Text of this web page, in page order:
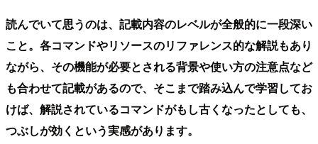
読んでいて思うのは、記載内容のレベルが全般的に一段深い
こと。各コマンドやリソースのリファレンス的な解説もあり
ながら、その機能が必要とされる背景や使い方の注意点など
も合わせて記載があるので、そこまで踏み込んで学習してお
けば、解説されているコマンドがもし古くなったとしても、
つぶしが効くという実感があります。